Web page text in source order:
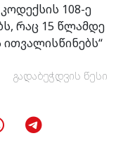
108-ე
რაც 15 წლამდე
გადაბეჭდვის წესი